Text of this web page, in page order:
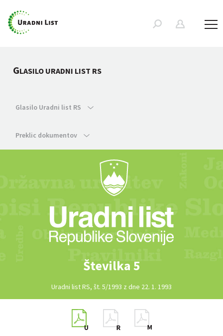
GLASILO URADNI LIST RS
Glasilo Uradni list RS
Preklic dokumentov
Številka 5
Uradni list RS, št. 5/1993 z dne 22. 1. 1993